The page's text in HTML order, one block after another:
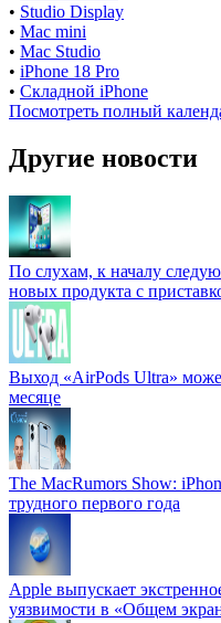
• Studio Display
• Mac mini
• Mac Studio
• iPhone 18 Pro
• Складной iPhone
Посмотреть полный
Другие новости
По слухам, к началу
новых продукта с
Выход «AirPods Ultra»
месяце
The MacRumors Show:
трудного первого года
Apple выпускает
уязвимости в «Общем